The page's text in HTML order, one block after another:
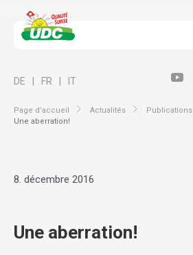
Page d’accueil Actualités Publications
Une aberration!
DE FR IT
8. décembre 2016
Une aberration!